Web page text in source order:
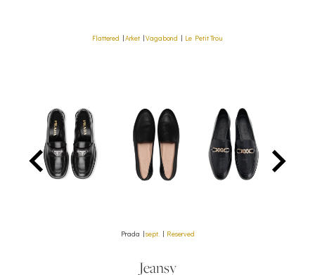
Flattered Arket Vagabond Le Petit Trou
Prada |sept.| Reserved
Jeansy